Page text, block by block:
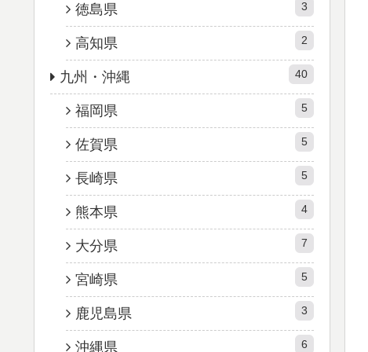
徳島県 3
高知県 2
九州・沖縄 40
福岡県 5
佐賀県 5
長崎県 5
熊本県 4
大分県 7
宮崎県 5
鹿児島県 3
沖縄県 6